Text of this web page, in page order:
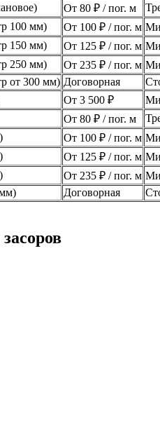
От 80 ₽ / пог. м
100 мм)
От 100 ₽ / пог. м
150 мм)
От 125 ₽ / пог. м
250 мм)
От 235 ₽ / пог. м
от 300 мм) Договорная
От 3 500 ₽
От 80 ₽ / пог. м
От 100 ₽ / пог. м
От 125 ₽ / пог. м
От 235 ₽ / пог. м
Договорная